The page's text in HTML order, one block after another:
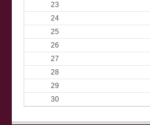
23
24
25
26
27
28
29
30